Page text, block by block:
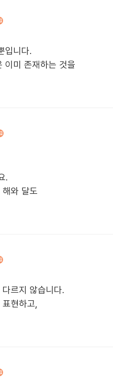
입니다.
이미 존재하는 것을
.
와 달도
르지 않습니다.
현하고,